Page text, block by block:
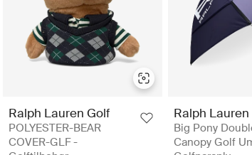
Ralph Lauren Golf
POLYESTER-BEAR
COVER-GLF -
Ralph Lauren
Big Pony
Canopy Golf